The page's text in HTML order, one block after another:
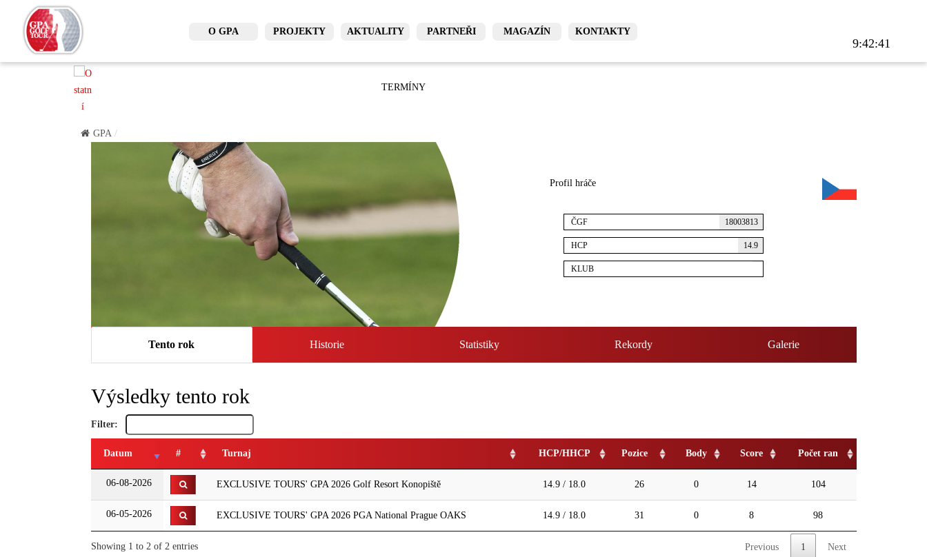
9:42:42
O GPA PROJEKTY AKTUALITY PARTNEŘI MAGAZÍN KONTAKTY
TERMÍNY
GPA
Profil hráče
ČGF 18003813
HCP 14.9
KLUB
Tento rok Historie Statistiky Rekordy Galerie
Výsledky tento rok
Filter:
Datum # Turnaj HCP/HHCP Pozice Body Score Počet ran
06-08-2026 EXCLUSIVE TOURS' GPA 2026 Golf Resort Konopiště 14.9 / 18.0 26 0 14 104
06-05-2026 EXCLUSIVE TOURS' GPA 2026 PGA National Prague OAKS 14.9 / 18.0 31 0 8 98
Showing 1 to 2 of 2 entries Previous 1 Next